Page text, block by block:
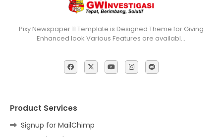
Pixy Newspaper 11 Template is Designed Theme for Giving
Enhanced look Various Features are availabl…
Product Services
Signup for MailChimp